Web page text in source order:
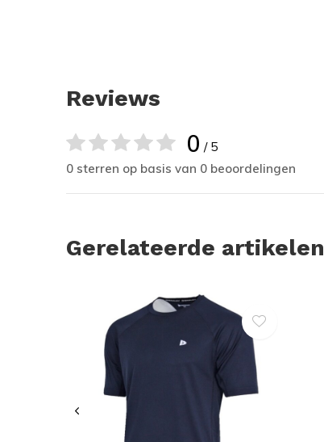
Reviews
0 / 5
0 sterren op basis van 0 beoordelingen
Gerelateerde artikelen